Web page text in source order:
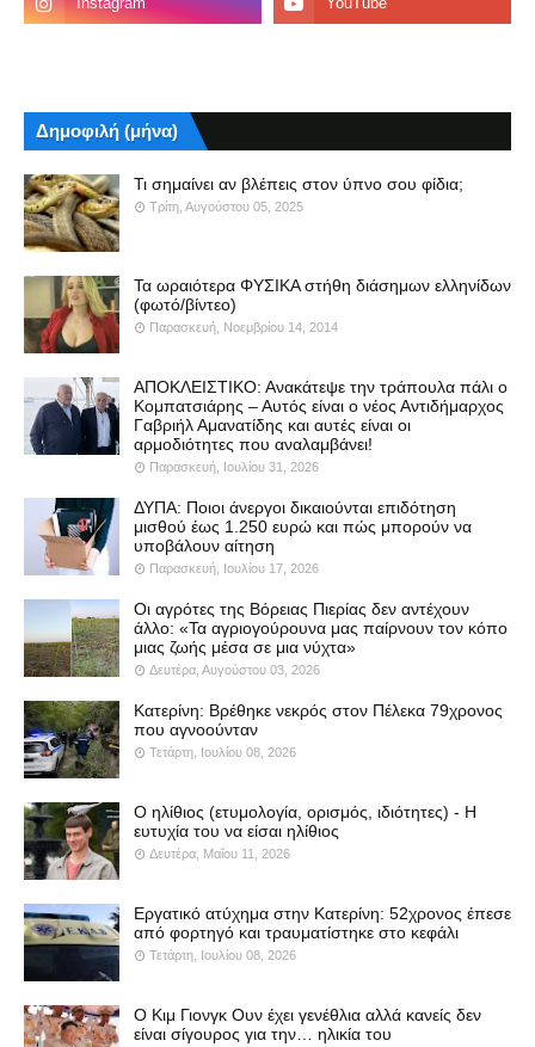
Δημοφιλή (μήνα)
Τι σημαίνει αν βλέπεις στον ύπνο σου φίδια;
Τρίτη, Αυγούστου 05, 2025
Τα ωραιότερα ΦΥΣΙΚΑ στήθη διάσημων ελληνίδων
(φωτό/βίντεο)
Παρασκευή, Νοεμβρίου 14, 2014
ΑΠΟΚΛΕΙΣΤΙΚΟ: Ανακάτεψε την τράπουλα πάλι ο
Κομπατσιάρης – Αυτός είναι ο νέος Αντιδήμαρχος
Γαβριήλ Αμανατίδης και αυτές είναι οι
αρμοδιότητες που αναλαμβάνει!
Παρασκευή, Ιουλίου 31, 2026
ΔΥΠΑ: Ποιοι άνεργοι δικαιούνται επιδότηση
μισθού έως 1.250 ευρώ και πώς μπορούν να
υποβάλουν αίτηση
Παρασκευή, Ιουλίου 17, 2026
Οι αγρότες της Βόρειας Πιερίας δεν αντέχουν
άλλο: «Τα αγριογούρουνα μας παίρνουν τον κόπο
μιας ζωής μέσα σε μια νύχτα»
Δευτέρα, Αυγούστου 03, 2026
Κατερίνη: Βρέθηκε νεκρός στον Πέλεκα 79χρονος
που αγνοούνταν
Τετάρτη, Ιουλίου 08, 2026
Ο ηλίθιος (ετυμολογία, ορισμός, ιδιότητες) - Η
ευτυχία του να είσαι ηλίθιος
Δευτέρα, Μαΐου 11, 2026
Εργατικό ατύχημα στην Κατερίνη: 52χρονος έπεσε
από φορτηγό και τραυματίστηκε στο κεφάλι
Τετάρτη, Ιουλίου 08, 2026
Ο Κιμ Γιονγκ Ουν έχει γενέθλια αλλά κανείς δεν
είναι σίγουρος για την… ηλικία του